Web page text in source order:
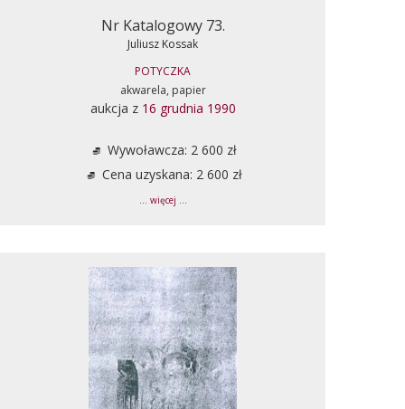
Nr Katalogowy 73.
Juliusz Kossak
POTYCZKA
akwarela, papier
aukcja z 16 grudnia 1990
Wywoławcza: 2 600 zł
Cena uzyskana: 2 600 zł
... więcej ...